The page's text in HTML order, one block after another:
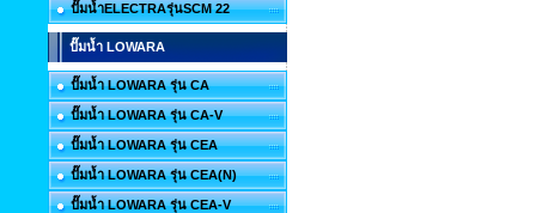
ปั๊มน้ำELECTRAรุ่นSCM 22
ปั๊มน้ำ LOWARA
ปั๊มน้ำ LOWARA รุ่น CA
ปั๊มน้ำ LOWARA รุ่น CA-V
ปั๊มน้ำ LOWARA รุ่น CEA
ปั๊มน้ำ LOWARA รุ่น CEA(N)
ปั๊มน้ำ LOWARA รุ่น CEA-V